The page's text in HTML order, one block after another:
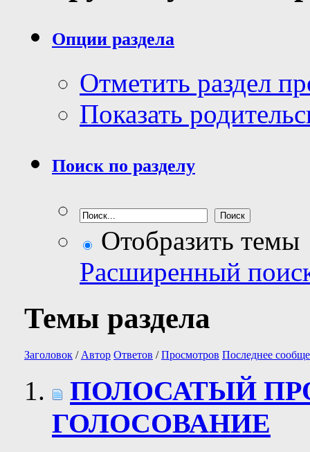
Опции раздела
Отметить раздел
Показать
Поиск по разделу
Отобразить темы
Расширенный
Темы раздела
Заголовок / Автор Ответов /Просмотров Последнее
ПОЛОСАТЫЙ
ГОЛОСОВАНИЕ